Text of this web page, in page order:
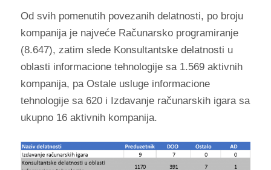
Od svih pomenutih povezanih delatnosti, po broju
kompanija je najveće Računarsko programiranje
(8.647), zatim slede Konsultantske delatnosti u
oblasti informacione tehnologije sa 1.569 aktivnih
kompanija, pa Ostale usluge informacione
tehnologije sa 620 i Izdavanje računarskih igara sa
ukupno 16 aktivnih kompanija.